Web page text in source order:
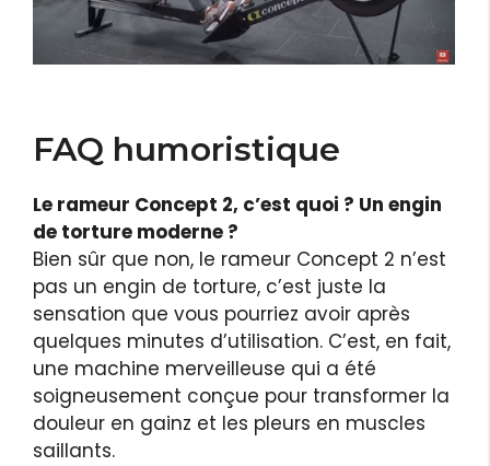
FAQ humoristique
Le rameur Concept 2, c’est quoi ? Un engin
de torture moderne ?
Bien sûr que non, le rameur Concept 2 n’est
pas un engin de torture, c’est juste la
sensation que vous pourriez avoir après
quelques minutes d’utilisation. C’est, en fait,
une machine merveilleuse qui a été
soigneusement conçue pour transformer la
douleur en gainz et les pleurs en muscles
saillants.